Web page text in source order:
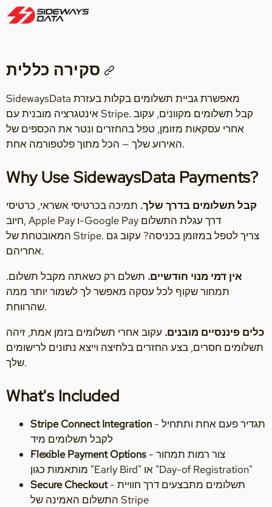
SidewaysData מאפשרת גביית תשלומים בקלות בעזרת
אינטגרציה מובנית עם Stripe. קבל תשלומים מקוונים, עקוב
אחרי עסקאות מזומן, טפל בהחזרים ונטר את הכספים של
האירוע שלך — הכל מתוך פלטפורמה אחת.
Why Use SidewaysData Payments?
קבל תשלומים בדרך שלך. תמיכה בכרטיסי אשראי, כרטיסי
חיוב, Apple Pay ו-Google Pay דרך עגלת התשלום
המאובטחת של Stripe. צריך לטפל במזומן בכניסה? עקוב גם
אחריהם.
אין דמי מנוי חודשיים. תשלם רק כשאתה מקבל תשלום.
תמחור שקוף לכל עסקה מאפשר לך לשמור יותר ממה
שהרווחת.
כלים פיננסיים מובנים. עקוב אחרי תשלומים בזמן אמת, זיהה
תשלומים חסרים, בצע החזרים בלחיצה וייצא נתונים לרישומים
שלך.
What's Included
Stripe Connect Integration - תגדיר פעם אחת ותתחיל
לקבל תשלומים מיד
Flexible Payment Options - צור רמות תמחור
מותאמות כגון "Early Bird" או "Day-of Registration"
Secure Checkout- תשלומים מתבצעים דרך חוויית
התשלום האמינה של Stripe